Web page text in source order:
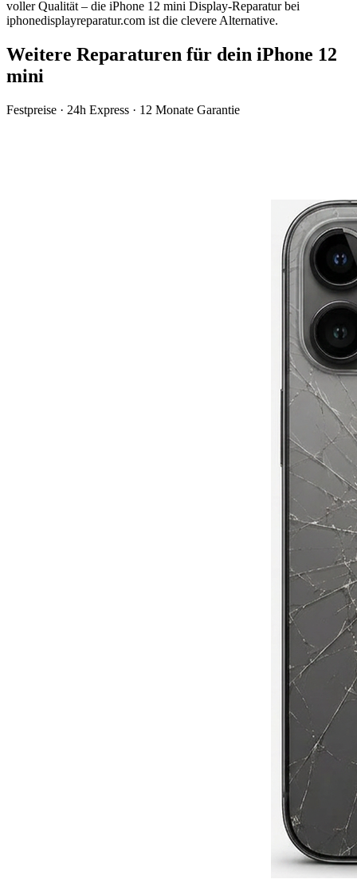
voller Qualität – die iPhone 12 mini Display-Reparaturbei
iphonedisplayreparatur.com ist die clevere Alternative.
Weitere Reparaturen für dein iPhone 12
mini
Festpreise · 24h Express · 12 Monate Garantie